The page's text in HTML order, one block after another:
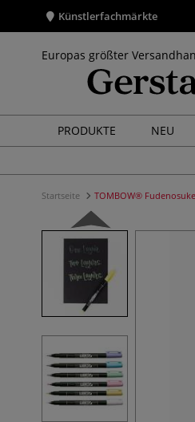
Künstlerfachmärkte
Europas größter
PRODUKTE NEU
Startseite TOMBOW®